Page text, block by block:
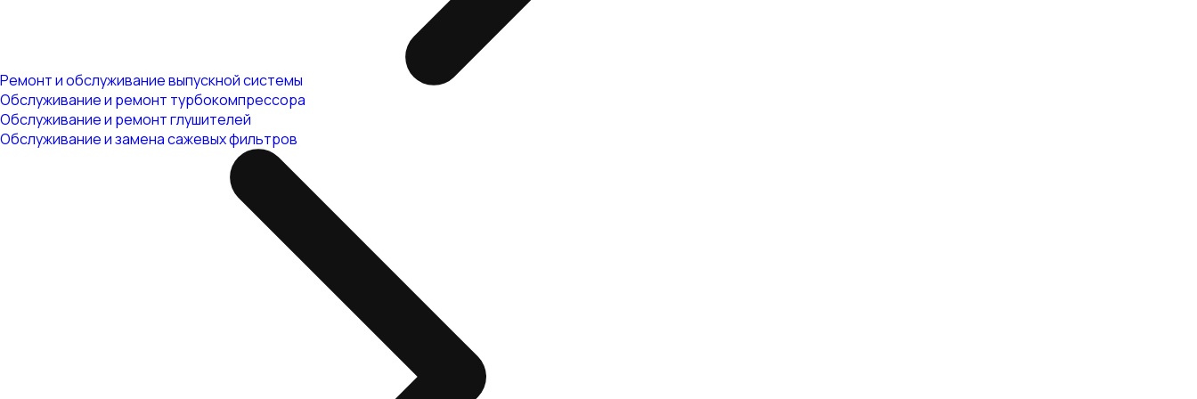
Ремонт и обслуживание выпускной системы
Обслуживание и ремонт турбокомпрессора
Обслуживание и ремонт глушителей
Обслуживание и замена сажевых фильтров